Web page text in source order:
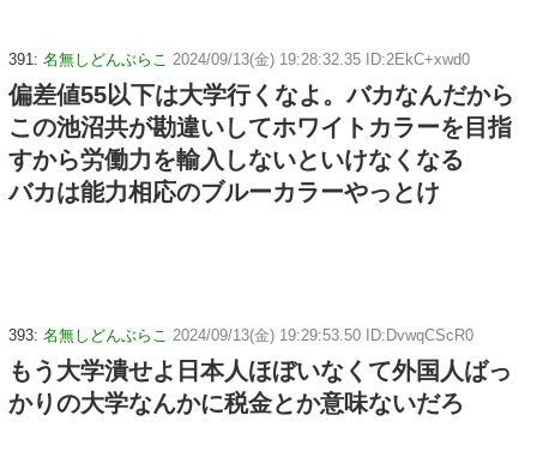
391: 名無しどんぶらこ 2024/09/13(金) 19:28:32.35 ID:2EkC+xwd0
偏差値55以下は大学行くなよ。バカなんだから
この池沼共が勘違いしてホワイトカラーを目指
すから労働力を輸入しないといけなくなる
バカは能力相応のブルーカラーやっとけ
393: 名無しどんぶらこ 2024/09/13(金) 19:29:53.50 ID:DvwqCScR0
もう大学潰せよ日本人ほぼいなくて外国人ばっ
かりの大学なんかに税金とか意味ないだろ